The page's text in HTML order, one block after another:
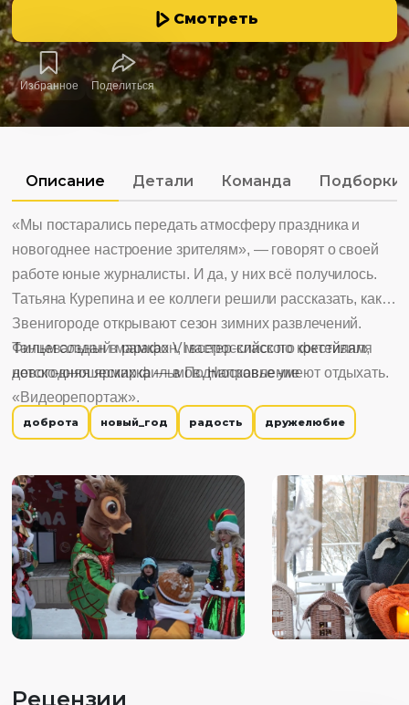
Смотреть
Избранное Поделиться
Описание Детали Команда Подборки
«Мы постарались передать атмосферу праздника и
новогоднее настроение зрителям», — говорят о своей
работе юные журналисты. И да, у них всё получилось.
Татьяна Курепина и ее коллеги решили рассказать, как в
Звенигороде открывают сезон зимних развлечений.
Танцевальный марафон, мастер-класс по коктейлям,
новогодняя ярмарка — в Подмосковье умеют отдыхать.
Фильм создан в рамках VI всероссийского фестиваля
детско-юношеских фильмов. Направление
«Видеорепортаж».
доброта новый_год радость дружелюбие
Рецензии